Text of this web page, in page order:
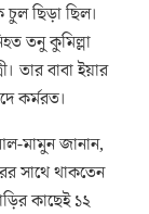
ছিড়া ছিল।
তনু কুমিল্লা
তার বাবা ইয়ার
কর্মরত।
মামুন জানান,
সাথে থাকতেন
কাছেই ১২